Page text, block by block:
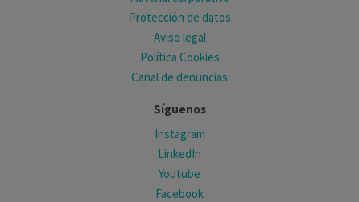
Protección de datos
Aviso legal
Política Cookies
Canal de denuncias
Síguenos
Instagram
LinkedIn
Youtube
Facebook